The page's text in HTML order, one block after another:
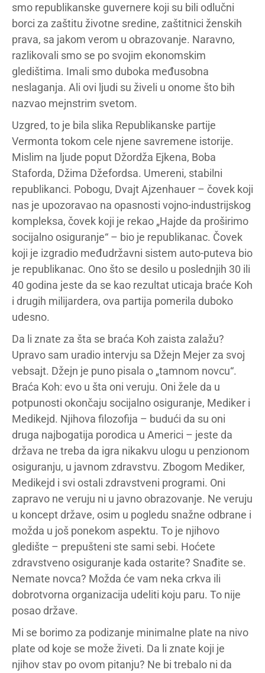
smo republikanske guvernere koji su bili odlučni
borci za zaštitu životne sredine, zaštitnici ženskih
prava, sa jakom verom u obrazovanje. Naravno,
razlikovali smo se po svojim ekonomskim
gledištima. Imali smo duboka međusobna
neslaganja. Ali ovi ljudi su živeli u onome što bih
nazvao mejnstrim svetom.
Uzgred, to je bila slika Republikanske partije
Vermonta tokom cele njene savremene istorije.
Mislim na ljude poput Džordža Ejkena, Boba
Staforda, Džima Džefordsa. Umereni, stabilni
republikanci. Pobogu, Dvajt Ajzenhauer – čovek koji
nas je upozoravao na opasnosti vojno-industrijskog
kompleksa, čovek koji je rekao „Hajde da proširimo
socijalno osiguranje“ – bio je republikanac. Čovek
koji je izgradio međudržavni sistem auto-puteva bio
je republikanac. Ono što se desilo u poslednjih 30 ili
40 godina jeste da se kao rezultat uticaja braće Koh
i drugih milijardera, ova partija pomerila duboko
udesno.
Da li znate za šta se braća Koh zaista zalažu?
Upravo sam uradio intervju sa Džejn Mejer za svoj
vebsajt. Džejn je puno pisala o „tamnom novcu“.
Braća Koh: evo u šta oni veruju. Oni žele da u
potpunosti okončaju socijalno osiguranje, Mediker i
Medikejd. Njihova filozofija – budući da su oni
druga najbogatija porodica u Americi – jeste da
država ne treba da igra nikakvu ulogu u penzionom
osiguranju, u javnom zdravstvu. Zbogom Mediker,
Medikejd i svi ostali zdravstveni programi. Oni
zapravo ne veruju ni u javno obrazovanje. Ne veruju
u koncept države, osim u pogledu snažne odbrane i
možda u još ponekom aspektu. To je njihovo
gledište – prepušteni ste sami sebi. Hoćete
zdravstveno osiguranje kada ostarite? Snađite se.
Nemate novca? Možda će vam neka crkva ili
dobrotvorna organizacija udeliti koju paru. To nije
posao države.
Mi se borimo za podizanje minimalne plate na nivo
plate od koje se može živeti. Da li znate koji je
njihov stav po ovom pitanju? Ne bi trebalo ni da